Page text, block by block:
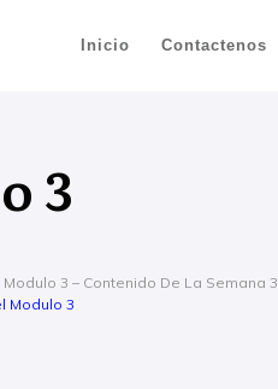
Inicio Contactenos
3
Modulo 3 – Contenido De La Semana 3
Modulo 3